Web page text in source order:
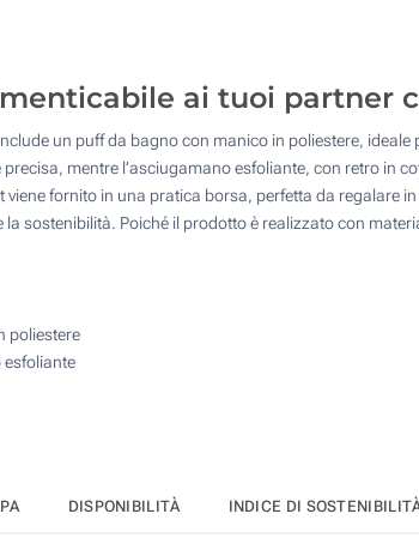
Transfer digitale full color (Sul sacchetto)
Senza stampa
100
200
Quantità desiderata :
Aggiorna
ai tuoi partner
un puff da bagno con manico in poliestere, ideale
mentre l’asciugamano esfoliante, con retro in
fornito in una pratica borsa, perfetta da regalare
la sostenibilità. Poiché il prodotto è realizzato con
poliestere
esfoliante
DISPONIBILITÀ INDICE DI